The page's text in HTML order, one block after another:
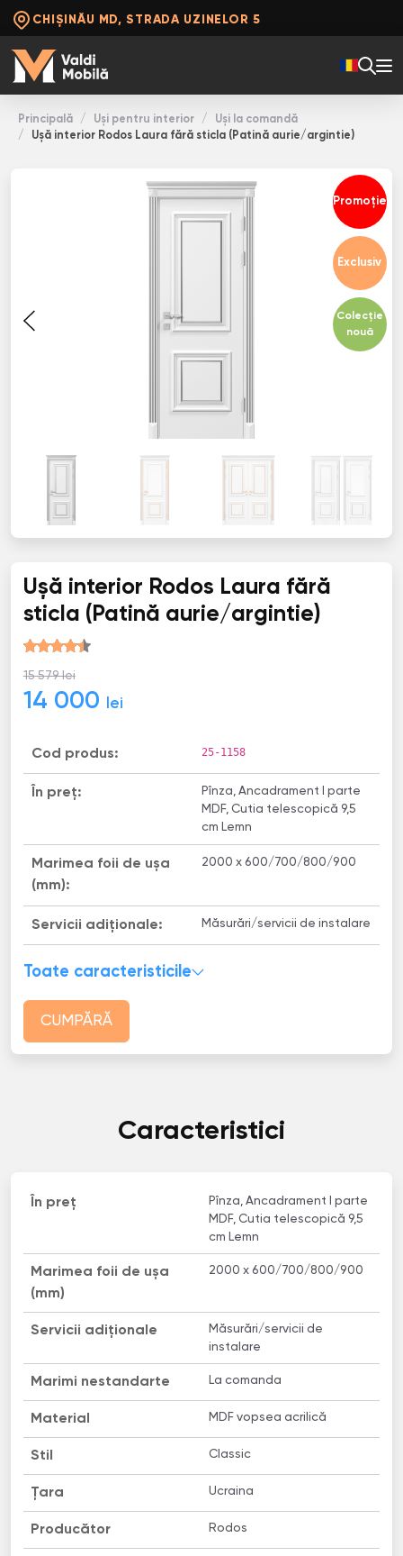
CHIȘINĂU MD, STRADA UZINELOR 5
Principală Uși pentru interior
Uși la comandă
Ușă interior Rodos Laura fără sticla (Patină aurie/argintie)
Promoție
Exclusiv
Colecție
nouă
Ușă interior Rodos Laura fără
sticla (Patină aurie/argintie)
15 579 lei
14 000 lei
Cod produs: 25-1158
În preț:
Pînza, Ancadrament I parte
MDF, Cutia telescopică 9,5
cm Lemn
Marimea foii de ușa
(mm):
2000 x 600/700/800/900
Servicii adiționale: Măsurări/servicii de instalare
Toate caracteristicile
CUMPĂRĂ
Caracteristici
În preț
Pînza, Ancadrament I parte
MDF, Cutia telescopică 9,5
cm Lemn
Marimea foii de ușa
(mm)
2000 x 600/700/800/900
Servicii adiționale
Măsurări/servicii de
instalare
Marimi nestandarte La comanda
Material MDF vopsea acrilică
Stil Classic
Țara Ucraina
Producător Rodos